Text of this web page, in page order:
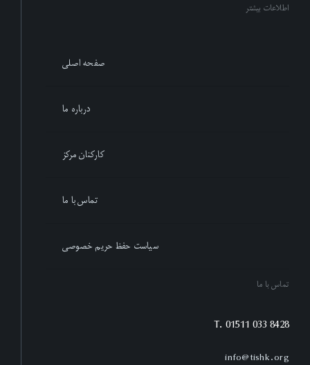
اطلاعات بیشتر
صفحه اصلی
درباره ما
کارکنان مرکز
تماس با ما
سیاست حفظ حریم خصوصی
تماس با ما
T. 01511 033 8428
info@tishk.org